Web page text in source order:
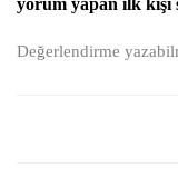
Değerlendirme